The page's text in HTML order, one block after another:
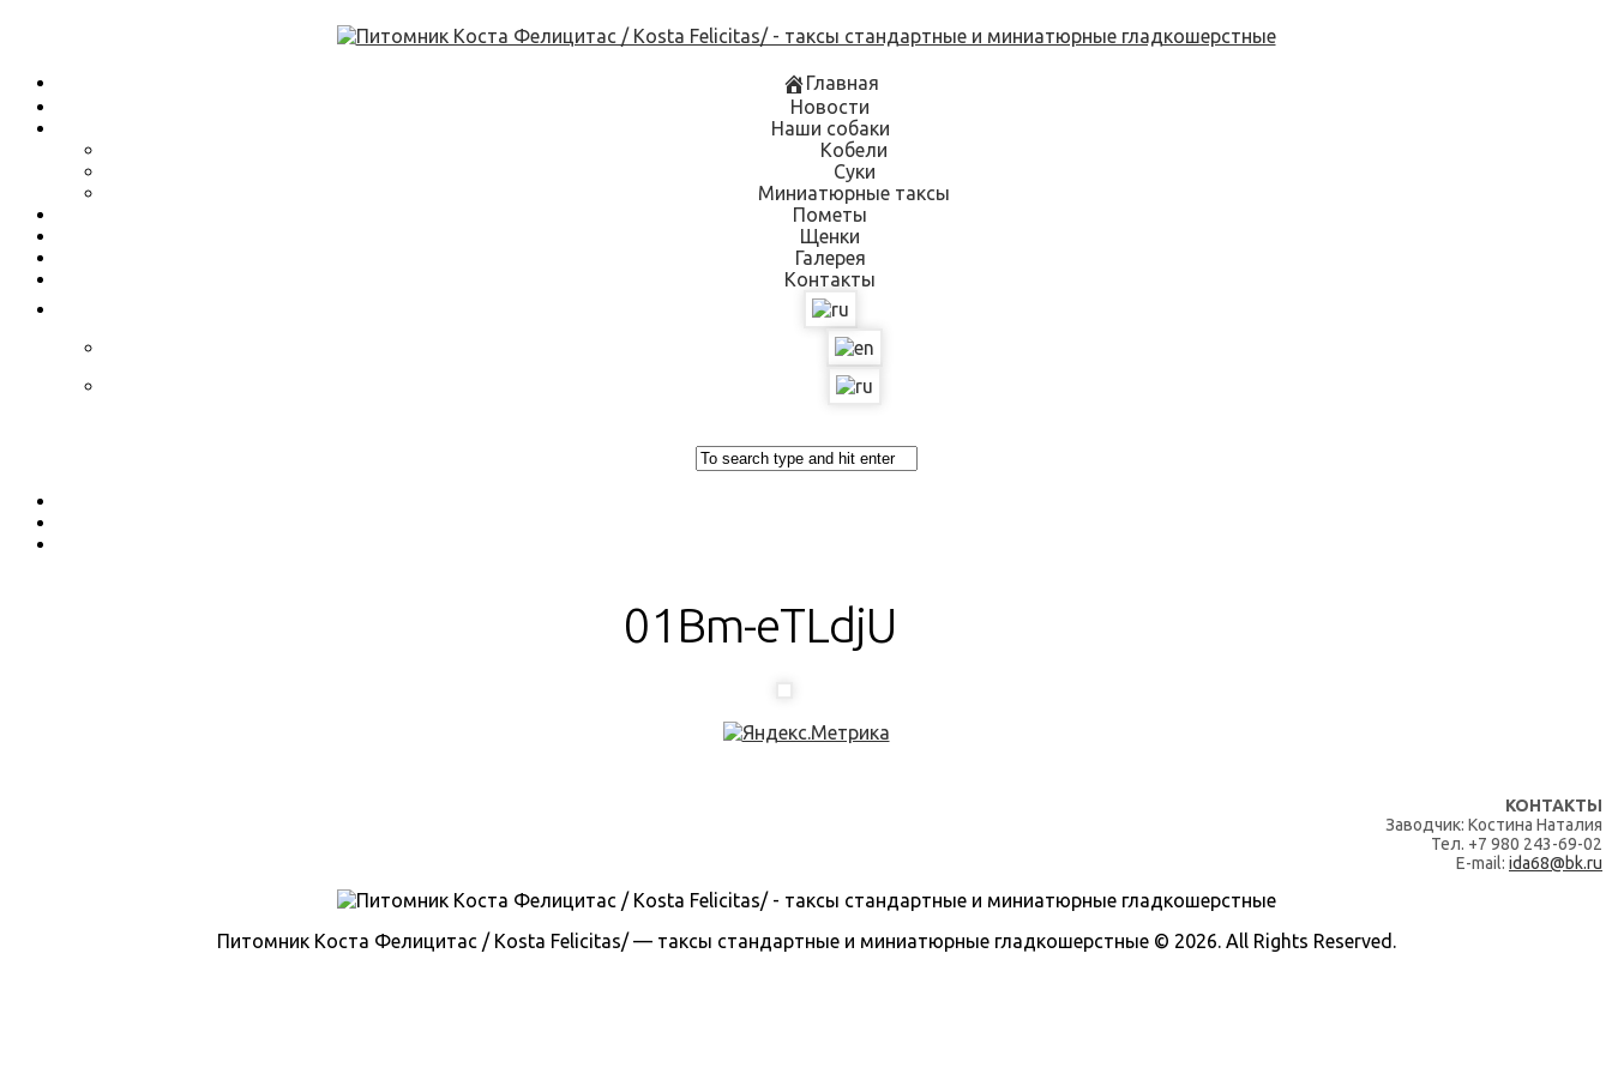
Skip
to
content
Главная
Новости
Наши собаки
Кобели
Суки
Миниатюрные таксы
Пометы
Щенки
Галерея
Контакты
01Bm-eTLdjU
КОНТАКТЫ
Заводчик: Костина Наталия
Тел. +7 980 243-69-02
E-mail: ida68@bk.ru
Питомник Коста Фелицитас / Kosta Felicitas/ — таксы стандартные и миниатюрные гладкошерстные © 2026. All Rights Reserved.